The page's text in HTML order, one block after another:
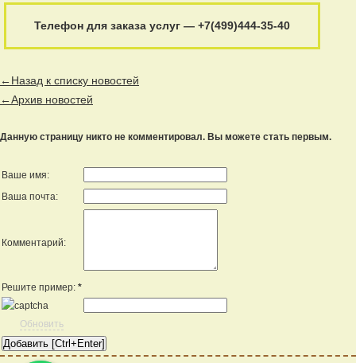
Телефон для заказа услуг — +7(499)444-35-40
←Назад к списку новостей
←Архив новостей
Данную страницу никто не комментировал. Вы можете стать первым.
Ваше имя:
Ваша почта:
Комментарий:
Решите пример: *
Обновить